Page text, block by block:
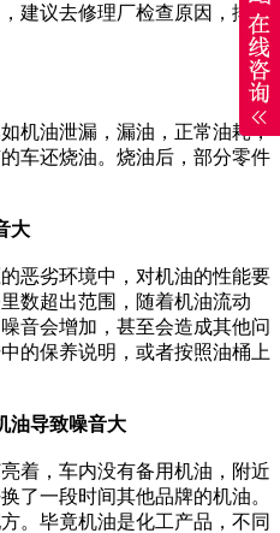
建议去修理厂检查原因，排除
油泄漏，漏油，正常油耗，
车还烧油。烧油后，部分零件
大
劣环境中，对机油的性能要
数超出范围，随着机油流动
音会增加，甚至会造成其他问
的保养说明，或者按照油桶上
油导致噪音大
，车内没有备用机油，附近
了一段时间其他品牌的机油。
。毕竟机油是化工产品，不同